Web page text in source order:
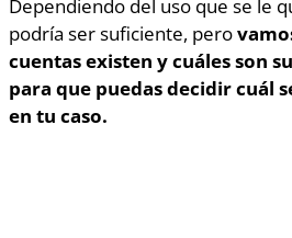
Dependiendo del uso que se le
podría ser suficiente, pero
cuentas existen y cuáles son
para que puedas decidir cuál
en tu caso.